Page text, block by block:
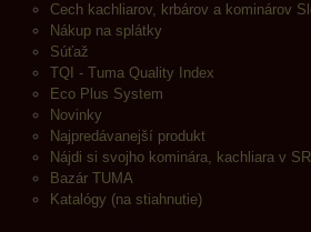
Cech kachliarov, krbárov a kominárov
Nákup na splátky
Súťaž
TQI - Tuma Quality Index
Eco Plus System
Novinky
Najpredávanejší produkt
Nájdi si svojho kominára, kachliara v SR
Bazár TUMA
Katalógy (na stiahnutie)